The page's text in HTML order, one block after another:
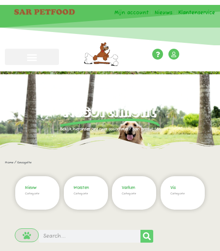
Mijn account Nieuws Klantenservice
Assortiment
Bekijk hieronder ons ruim assortiment aan producten
Home / Gevogelte
Nieuw
Categorie
Worsten
Categorie
Varken
Categorie
Vis
Categorie